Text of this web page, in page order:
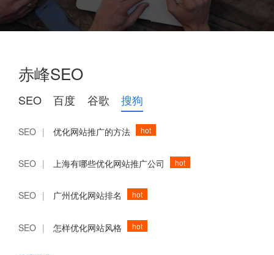
赤峰SEO
SEO 百度 谷歌 搜狗
SEO | 优化网站推广的方法 hot
SEO | 上海有哪些优化网站推广公司 hot
SEO | 广州优化网站排名 hot
SEO | 怎样优化网站风格 hot